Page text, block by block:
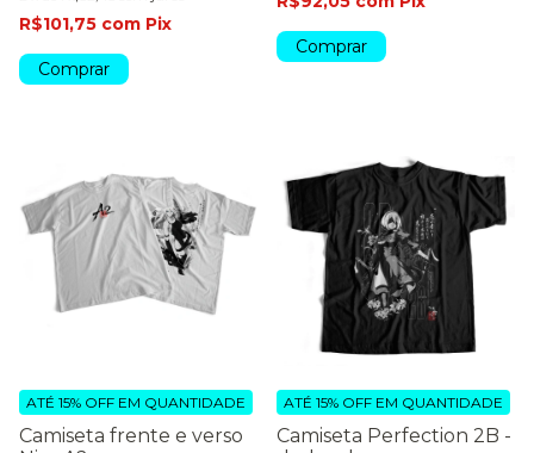
R$101,75 com Pix
Comprar
Comprar
Camiseta frente e verso
ATÉ 15% OFF EM QUANTIDADE
Camiseta Perfection 2B -
ATÉ 15% OFF EM QUANTIDADE